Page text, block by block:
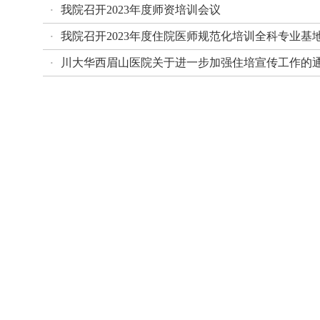
· 我院召开2023年度师资培训会议
· 我院召开2023年度住院医师规范化培训全科专业基
· 川大华西眉山医院关于进一步加强住培宣传工作的